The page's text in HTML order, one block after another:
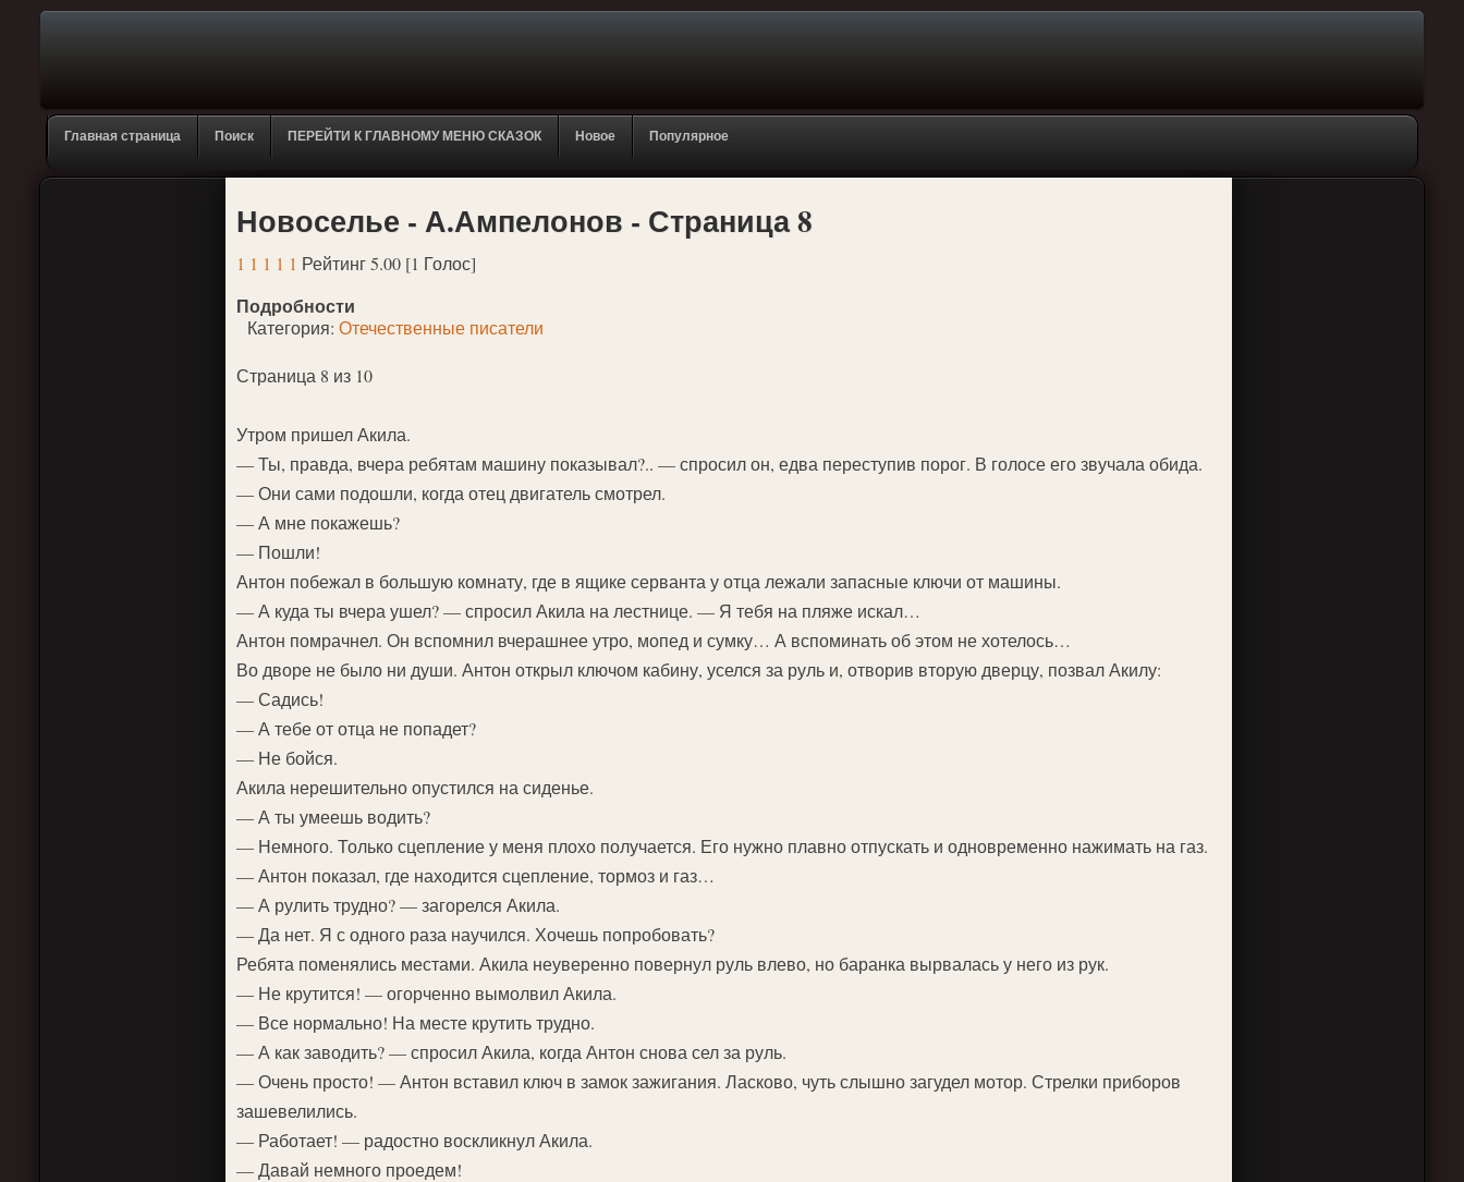
Главная страница Поиск ПЕРЕЙТИ К ГЛАВНОМУ МЕНЮ СКАЗОК Новое Популярное
Новоселье - А.Ампелонов - Страница 8
1 1 1 1 1 Рейтинг 5.00 [1 Голос]
Подробности
Категория: Отечественные писатели
Страница 8 из 10
Утром пришел Акила.
— Ты, правда, вчера ребятам машину показывал?.. — спросил он, едва переступив порог. В голосе его звучала обида.
— Они сами подошли, когда отец двигатель смотрел.
— А мне покажешь?
— Пошли!
Антон побежал в большую комнату, где в ящике серванта у отца лежали запасные ключи от машины.
— А куда ты вчера ушел? — спросил Акила на лестнице. — Я тебя на пляже искал…
Антон помрачнел. Он вспомнил вчерашнее утро, мопед и сумку… А вспоминать об этом не хотелось…
Во дворе не было ни души. Антон открыл ключом кабину, уселся за руль и, отворив вторую дверцу, позвал Акилу:
— Садись!
— А тебе от отца не попадет?
— Не бойся.
Акила нерешительно опустился на сиденье.
— А ты умеешь водить?
— Немного. Только сцепление у меня плохо получается. Его нужно плавно отпускать и одновременно нажимать на газ.
— Антон показал, где находится сцепление, тормоз и газ…
— А рулить трудно? — загорелся Акила.
— Да нет. Я с одного раза научился. Хочешь попробовать?
Ребята поменялись местами. Акила неуверенно повернул руль влево, но баранка вырвалась у него из рук.
— Не крутится! — огорченно вымолвил Акила.
— Все нормально! На месте крутить трудно.
— А как заводить? — спросил Акила, когда Антон снова сел за руль.
— Очень просто! — Антон вставил ключ в замок зажигания. Ласково, чуть слышно загудел мотор. Стрелки приборов
зашевелились.
— Работает! — радостно воскликнул Акила.
— Давай немного проедем!